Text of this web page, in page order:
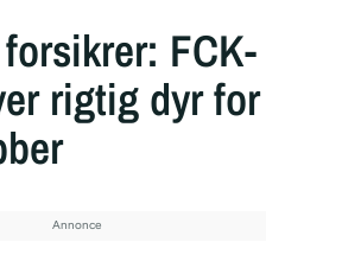
FCK-
rigtig dyr for